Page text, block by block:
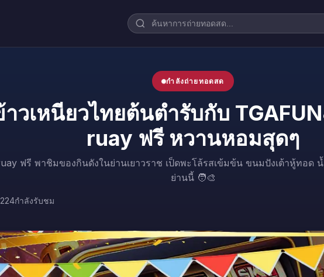
กำลังถ่ายทอดสด
วเหนียวไทยต้นตำรับกับ
ruay ฟรี หวานหอมสุดๆ
ฟรี พาชิมของกินดังในย่านเยาวราช เป็ดพะโล้รสเข้มข้น ขนมปังเต้าหู้ทอด
ย่านนี้ 🧑‍🎨
กำลังรับชม